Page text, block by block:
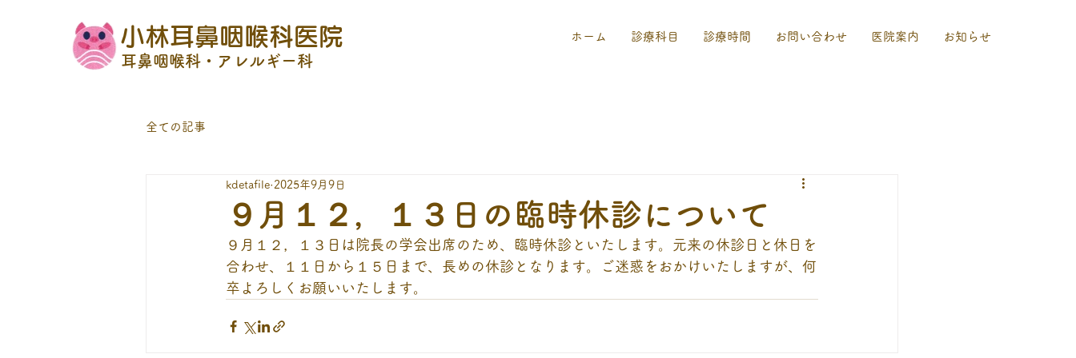
小林耳鼻咽喉科医院
耳鼻咽喉科・アレルギー科
ホーム 診療科目 診療時間 お問い合わせ 医院案内 お知らせ
全ての記事
９月１２，１３日の臨時休診について
kdetafile 2025年9月9日
９月１２，１３日は院長の学会出席のため、臨時休診といたします。元来の休診日と休日を
合わせ、１１日から１５日まで、長めの休診となります。ご迷惑をおかけいたしますが、何
卒よろしくお願いいたします。